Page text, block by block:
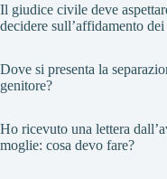
Il giudice civile deve
decidere sull’affidamento
Dove si presenta la
genitore?
Ho ricevuto una lettera
moglie: cosa devo fare?